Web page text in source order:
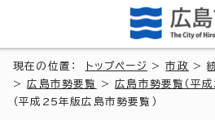
現在の位置： トップページ >市政 >
>広島市勢要覧 >広島市勢要覧（平
（平成25年版広島市勢要覧）